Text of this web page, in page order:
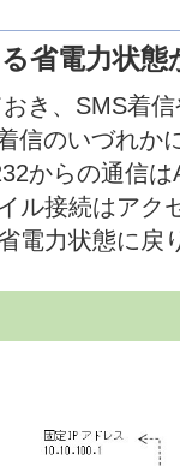
省電力状態
き、SMS着
信のいづれか
からの通信
ル接続はアク
電力状態に戻